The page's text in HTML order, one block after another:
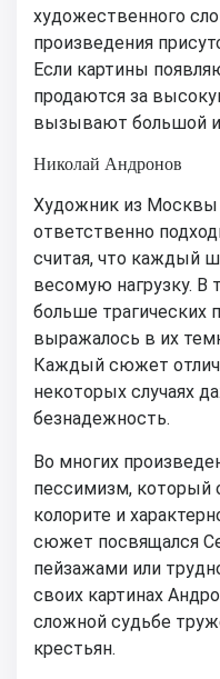
художественного
произведения
Если картины
продаются за
вызывают большой
Николай Андронов
Художник из Москвы
ответственно
считая, что каждый
весомую нагрузку. В
больше трагических
выражалось в их
Каждый сюжет
некоторых случаях
безнадежность.
Во многих
пессимизм, который
колорите и
сюжет посвящался
пейзажами или
своих картинах
сложной судьбе
крестьян.